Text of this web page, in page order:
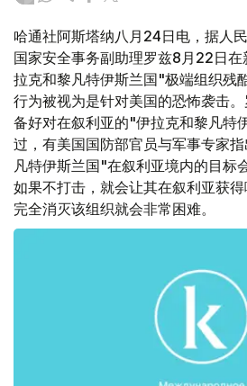
哈通社阿斯塔纳八月24日电，据人
国家安全事务副助理罗兹8月22日
拉克和黎凡特伊斯兰国"极端组织残
行为被视为是针对美国的恐怖袭击
备好对在叙利亚的"伊拉克和黎凡特
过，有美国国防部官员与军事专家
凡特伊斯兰国"在叙利亚境内的目标
如果不打击，就会让其在叙利亚获
完全消灭该组织就会非常困难。